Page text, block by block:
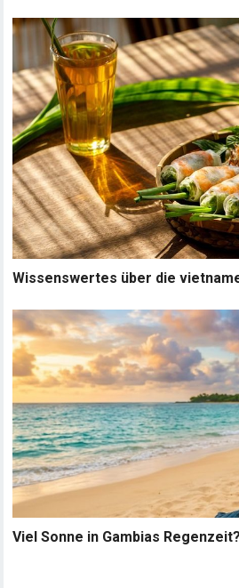
Wissenswertes über die
Viel Sonne in Gambias Regenzeit?